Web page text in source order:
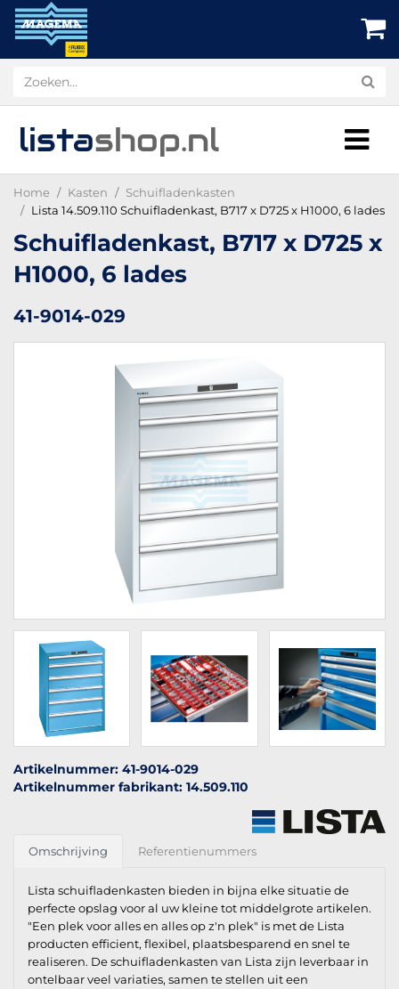
listashop.nl
Home Kasten
Schuifladenkasten
Lista 14.509.110 Schuifladenkast, B717 x D725 x H1000, 6 lades
Schuifladenkast, B717 x D725 x
H1000, 6 lades
41-9014-029
Artikelnummer: 41-9014-029
Artikelnummer fabrikant: 14.509.110
Omschrijving Referentienummers
Lista schuifladenkasten bieden in bijna elke situatie de
perfecte opslag voor al uw kleine tot middelgrote artikelen.
"Een plek voor alles en alles op z'n plek" is met de Lista
producten efficient, flexibel, plaatsbesparend en snel te
realiseren. De schuifladenkasten van Lista zijn leverbaar in
ontelbaar veel variaties, samen te stellen uit een